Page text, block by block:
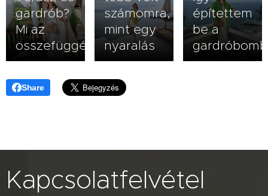
gardrób?
Mi az
összefüggés?
számomra,
mint egy
nyaralás
építettem
be a
Share
Kapcsolatfelvétel